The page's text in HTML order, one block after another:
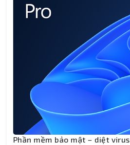
Phần mềm bảo mật – diệt virus